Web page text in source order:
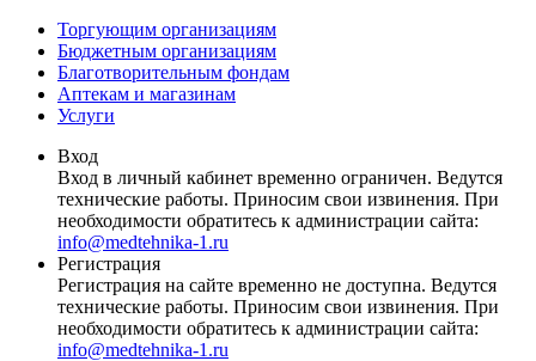
Торгующим организациям
Бюджетным организациям
Благотворительным фондам
Аптекам и магазинам
Услуги
Вход
Вход в личный кабинет временно ограничен. Ведутся
технические работы. Приносим свои извинения. При
необходимости обратитесь к администрации сайта:
info@medtehnika-1.ru
Регистрация
Регистрация на сайте временно не доступна. Ведутся
технические работы. Приносим свои извинения. При
необходимости обратитесь к администрации сайта:
info@medtehnika-1.ru